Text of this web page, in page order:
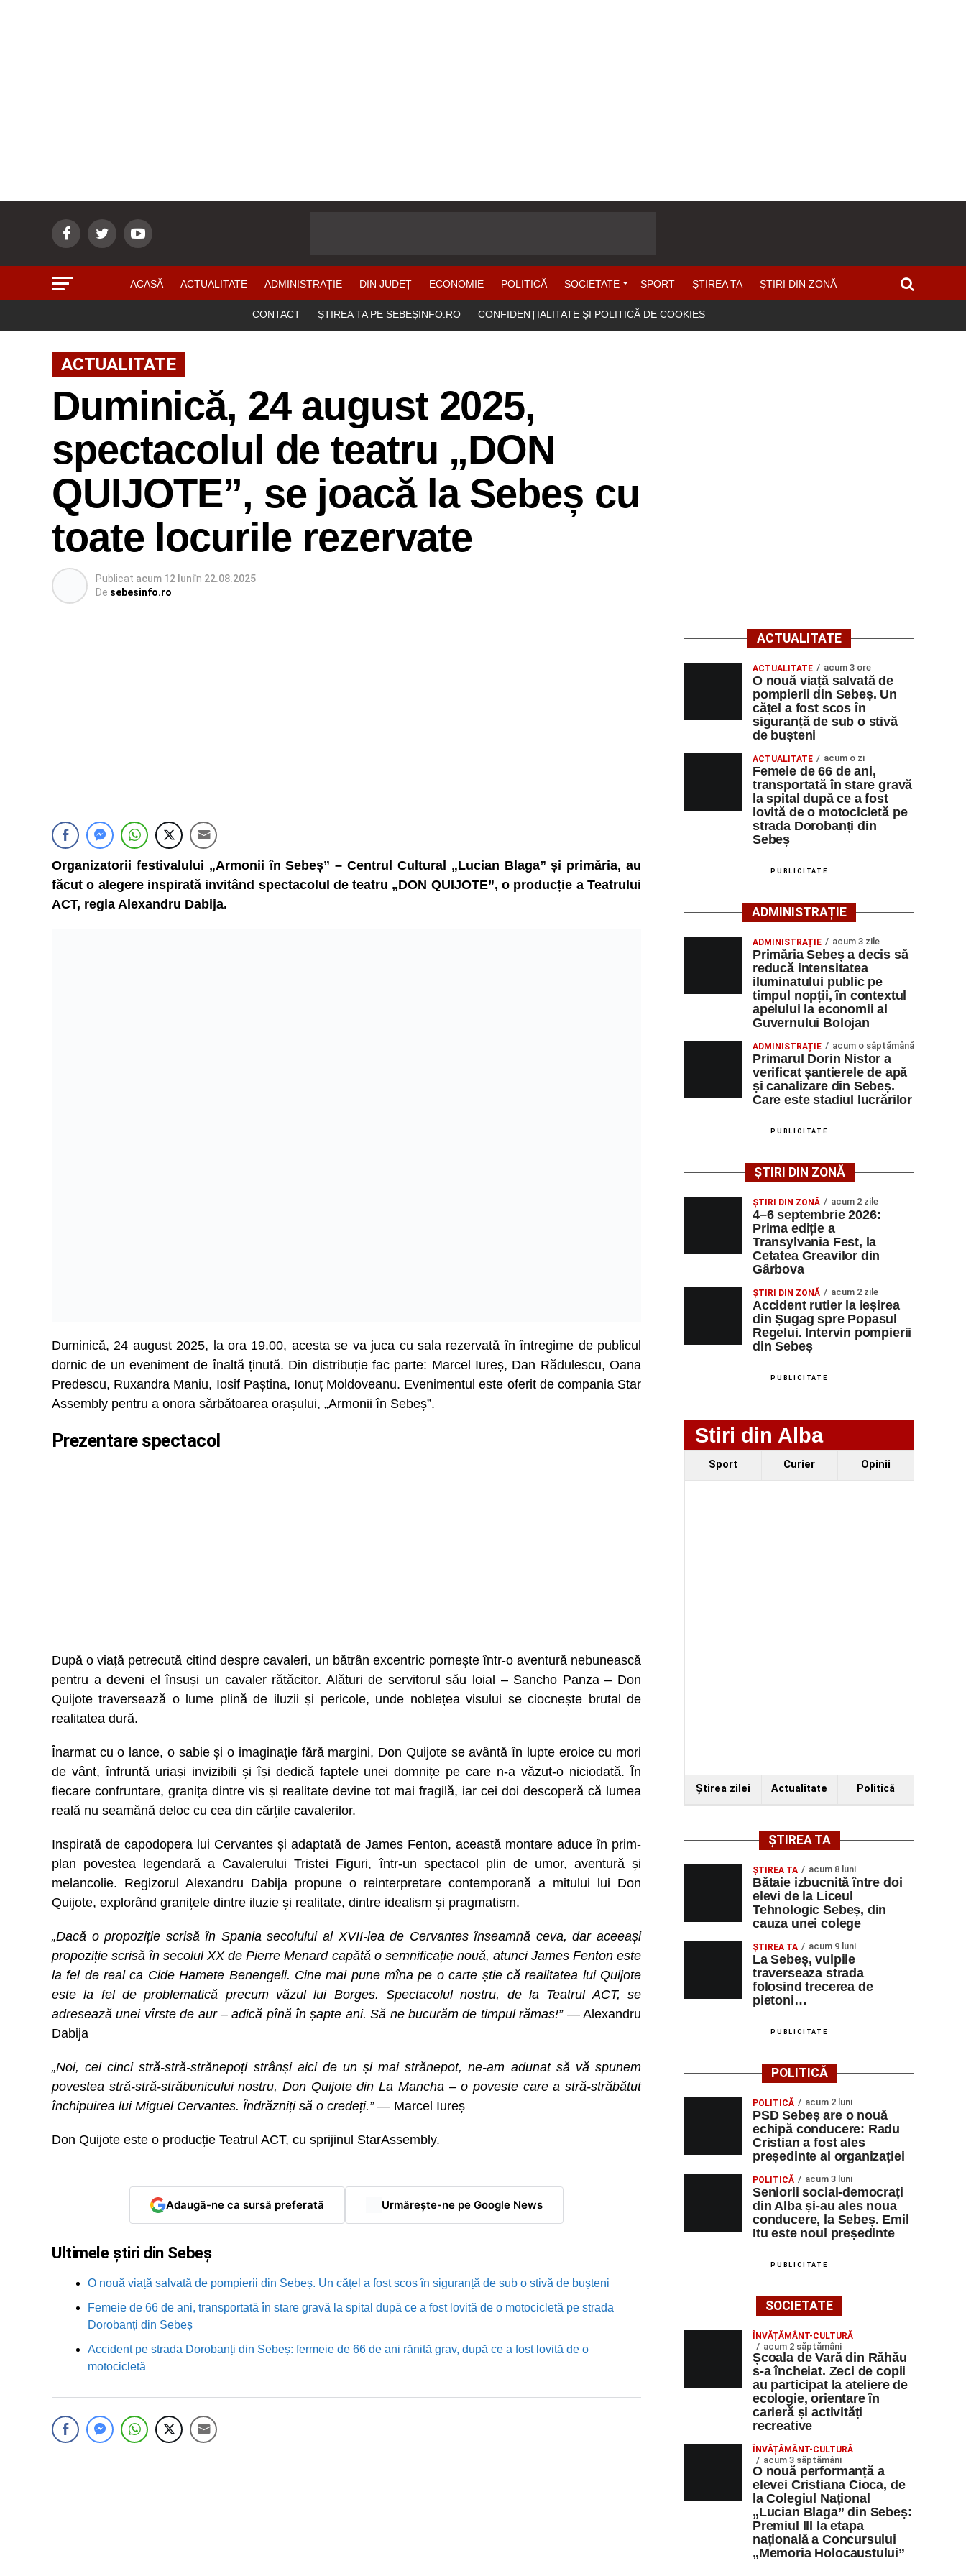
ACASĂ ACTUALITATE ADMINISTRAȚIE DIN JUDEȚ ECONOMIE POLITICĂ SOCIETATE SPORT ŞTIREA TA ȘTIRI DIN ZONĂ
CONTACT ȘTIREA TA PE SEBEȘINFO.RO CONFIDENȚIALITATE ȘI POLITICĂ DE COOKIES
ACTUALITATE
Duminică, 24 august 2025,
spectacolul de teatru „DON
QUIJOTE”, se joacă la Sebeș cu
toate locurile rezervate
Publicat acum 12 luniîn 22.08.2025
De sebesinfo.ro
Organizatorii festivalului „Armonii în Sebeș” – Centrul Cultural „Lucian Blaga” și primăria, au
făcut o alegere inspirată invitând spectacolul de teatru „DON QUIJOTE”, o producție a Teatrului
ACT, regia Alexandru Dabija.
Duminică, 24 august 2025, la ora 19.00, acesta se va juca cu sala rezervată în întregime de publicul
dornic de un eveniment de înaltă ținută. Din distribuție fac parte: Marcel Iureș, Dan Rădulescu, Oana
Predescu, Ruxandra Maniu, Iosif Paștina, Ionuț Moldoveanu. Evenimentul este oferit de compania Star
Assembly pentru a onora sărbătoarea orașului, „Armonii în Sebeș”.
Prezentare spectacol
După o viață petrecută citind despre cavaleri, un bătrân excentric pornește într-o aventură nebunească
pentru a deveni el însuși un cavaler rătăcitor. Alături de servitorul său loial – Sancho Panza – Don
Quijote traversează o lume plină de iluzii și pericole, unde noblețea visului se ciocnește brutal de
realitatea dură.
Înarmat cu o lance, o sabie și o imaginație fără margini, Don Quijote se avântă în lupte eroice cu mori
de vânt, înfruntă uriași invizibili și își dedică faptele unei domnițe pe care n-a văzut-o niciodată. În
fiecare confruntare, granița dintre vis și realitate devine tot mai fragilă, iar cei doi descoperă că lumea
reală nu seamănă deloc cu cea din cărțile cavalerilor.
Inspirată de capodopera lui Cervantes și adaptată de James Fenton, această montare aduce în prim-
plan povestea legendară a Cavalerului Tristei Figuri, într-un spectacol plin de umor, aventură și
melancolie. Regizorul Alexandru Dabija propune o reinterpretare contemporană a mitului lui Don
Quijote, explorând granițele dintre iluzie și realitate, dintre idealism și pragmatism.
„Dacă o propoziție scrisă în Spania secolului al XVII-lea de Cervantes înseamnă ceva, dar aceeași
propoziție scrisă în secolul XX de Pierre Menard capătă o semnificație nouă, atunci James Fenton este
la fel de real ca Cide Hamete Benengeli. Cine mai pune mîna pe o carte știe că realitatea lui Quijote
este la fel de problematică precum văzul lui Borges. Spectacolul nostru, de la Teatrul ACT, se
adresează unei vîrste de aur – adică pînă în șapte ani. Să ne bucurăm de timpul rămas!”— Alexandru
Dabija
„Noi, cei cinci stră-stră-strănepoți strânși aici de un și mai strănepot, ne-am adunat să vă spunem
povestea stră-stră-străbunicului nostru, Don Quijote din La Mancha – o poveste care a stră-străbătut
închipuirea lui Miguel Cervantes. Îndrăzniți să o credeți.”— Marcel Iureș
Don Quijote este o producție Teatrul ACT, cu sprijinul StarAssembly.
Adaugă-ne ca sursă preferată Urmărește-ne pe Google News
Ultimele știri din Sebeș
O nouă viață salvată de pompierii din Sebeș. Un cățel a fost scos în siguranță de sub o stivă de bușteni
Femeie de 66 de ani, transportată în stare gravă la spital după ce a fost lovită de o motocicletă pe strada
Dorobanți din Sebeș
Accident pe strada Dorobanți din Sebeș: fermeie de 66 de ani rănită grav, după ce a fost lovită de o
motocicletă
ACTUALITATE
ACTUALITATE acum 3 ore
O nouă viață salvată de
pompierii din Sebeș. Un
cățel a fost scos în
siguranță de sub o stivă
de bușteni
ACTUALITATE acum o zi
Femeie de 66 de ani,
transportată în stare gravă
la spital după ce a fost
lovită de o motocicletă pe
strada Dorobanți din
Sebeș
PUBLICITATE
ADMINISTRAȚIE
ADMINISTRAȚIE acum 3 zile
Primăria Sebeș a decis să
reducă intensitatea
iluminatului public pe
timpul nopții, în contextul
apelului la economii al
Guvernului Bolojan
ADMINISTRAȚIE acum o săptămână
Primarul Dorin Nistor a
verificat șantierele de apă
și canalizare din Sebeș.
Care este stadiul lucrărilor
PUBLICITATE
ȘTIRI DIN ZONĂ
ȘTIRI DIN ZONĂ acum 2 zile
4–6 septembrie 2026:
Prima ediție a
Transylvania Fest, la
Cetatea Greavilor din
Gârbova
ȘTIRI DIN ZONĂ acum 2 zile
Accident rutier la ieșirea
din Șugag spre Popasul
Regelui. Intervin pompierii
din Sebeș
PUBLICITATE
Stiri din Alba
Sport Curier Opinii
Ştirea zilei Actualitate Politică
ȘTIREA TA
ŞTIREA TA acum 8 luni
Bătaie izbucnită între doi
elevi de la Liceul
Tehnologic Sebeș, din
cauza unei colege
ŞTIREA TA acum 9 luni
La Sebeș, vulpile
traverseaza strada
folosind trecerea de
pietoni…
PUBLICITATE
POLITICĂ
POLITICĂ acum 2 luni
PSD Sebeș are o nouă
echipă conducere: Radu
Cristian a fost ales
președinte al organizației
POLITICĂ acum 3 luni
Seniorii social-democrați
din Alba și-au ales noua
conducere, la Sebeș. Emil
Itu este noul președinte
PUBLICITATE
SOCIETATE
ÎNVĂȚĂMÂNT-CULTURĂ
acum 2 săptămâni
Școala de Vară din Răhău
s-a încheiat. Zeci de copii
au participat la ateliere de
ecologie, orientare în
carieră și activități
recreative
ÎNVĂȚĂMÂNT-CULTURĂ
acum 3 săptămâni
O nouă performanță a
elevei Cristiana Cioca, de
la Colegiul Național
„Lucian Blaga” din Sebeș:
Premiul III la etapa
națională a Concursului
„Memoria Holocaustului”